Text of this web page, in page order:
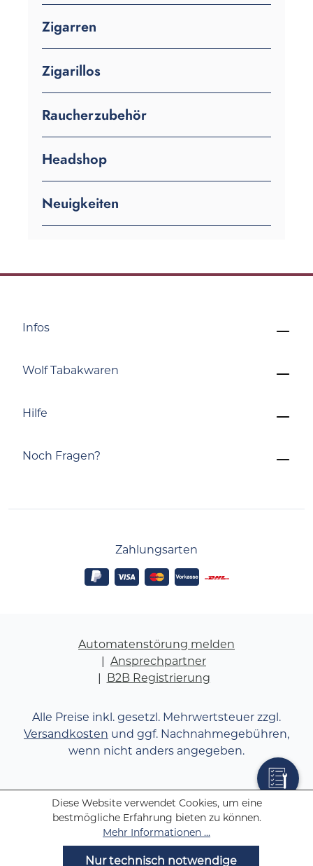
Zigarren
Zigarillos
Raucherzubehör
Headshop
Neuigkeiten
Noch Fragen?
Infos
Wolf Tabakwaren
Hilfe
Zahlungsarten
Automatenstörung melden
Ansprechpartner
B2B Registrierung
Alle Preise inkl. gesetzl. Mehrwertsteuer zzgl.
Versandkosten und ggf. Nachnahmegebühren,
wenn nicht anders angegeben.
Diese Website verwendet Cookies, um eine
bestmögliche Erfahrung bieten zu können.
Mehr Informationen ...
Nur technisch notwendige